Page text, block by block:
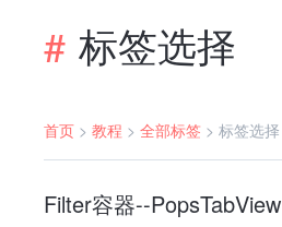
# 标签选择
首页 > 教程 > 全部标签 > 标签选择
Filter容器--PopsTabView